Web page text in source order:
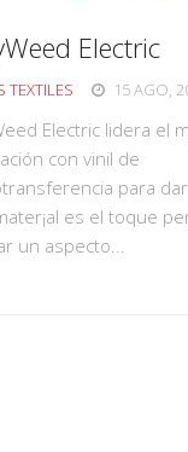
Electric
TEXTILES 15 AGO,
Electric lidera el
con vinil de
para dar
es el toque
un aspecto...